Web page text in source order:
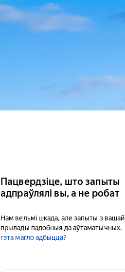
Пацвердзіце, што запыты
адпраўлялі вы, а не робат
Нам вельмі шкада, але запыты з вашай
прылады падобныя да аўтаматычных.
гэта магло адбыцца?